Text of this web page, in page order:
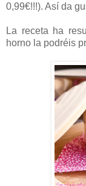
0,99€!!!). Así da
La receta ha
horno la podréis